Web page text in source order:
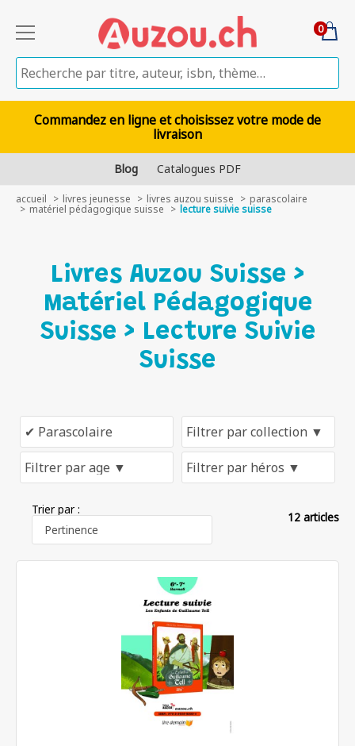
0
Commandez en ligne et choisissez votre mode de
livraison
Blog Catalogues PDF
accueil livres jeunesse livres auzou suisse parascolaire
matériel pédagogique suisse lecture suivie suisse
Livres Auzou Suisse >
Matériel Pédagogique
Suisse > Lecture Suivie
Suisse
Trier par :
12 articles